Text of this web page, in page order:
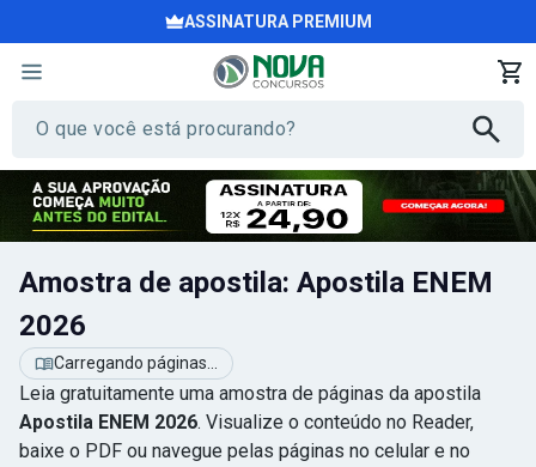
ASSINATURA PREMIUM
Amostra de apostila: Apostila ENEM
2026
Carregando páginas...
Leia gratuitamente uma amostra de páginas da apostila
Apostila ENEM 2026. Visualize o conteúdo no Reader,
baixe o PDF ou navegue pelas páginas no celular e no